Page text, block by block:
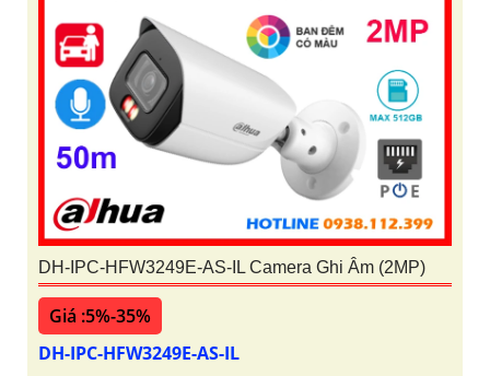
DH-IPC-HFW3249E-AS-IL Camera Ghi Âm (2MP)
Giá :5%-35%
DH-IPC-HFW3249E-AS-IL